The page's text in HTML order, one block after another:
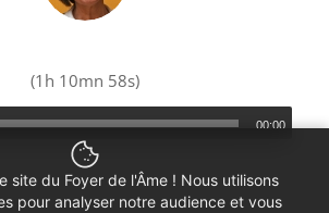
(1h 10mn 58s)
00:00
site du Foyer de l'Âme ! Nous utilisons
pour analyser notre audience et vous